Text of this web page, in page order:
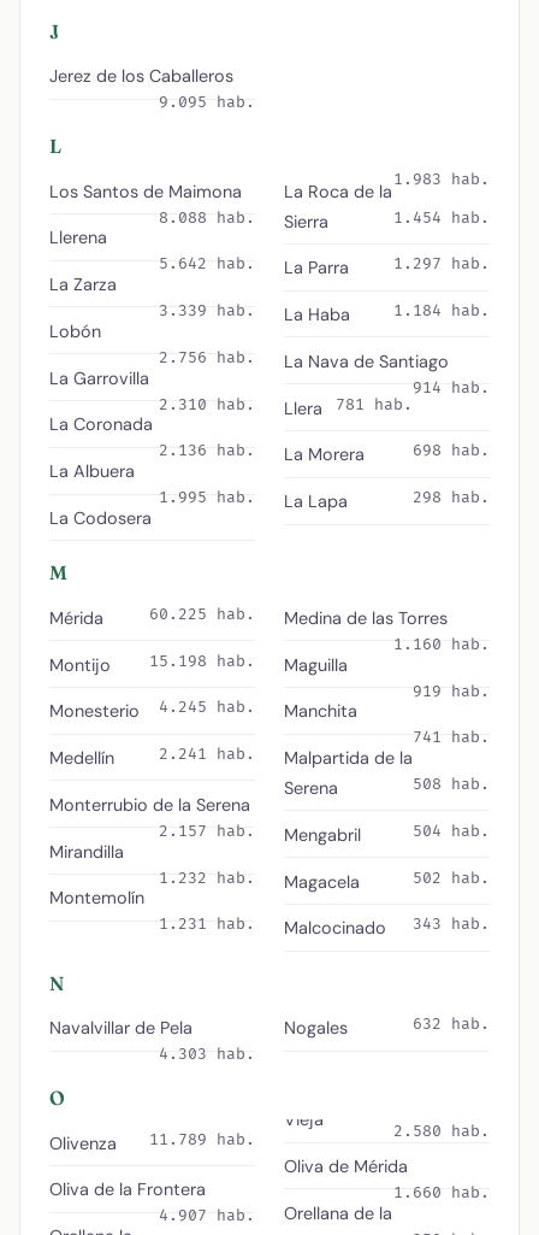
J
Jerez de los Caballeros
9.095 hab.
L
Los Santos de Maimona
8.088 hab.
Llerena
5.642 hab.
La Zarza
3.339 hab.
Lobón
2.756 hab.
La Garrovilla
2.310 hab.
La Coronada
2.136 hab.
La Albuera
1.995 hab.
La Codosera
1.983 hab.
La Roca de la
Sierra
1.454 hab.
La Parra 1.297 hab.
La Haba 1.184 hab.
La Nava de Santiago
914 hab.
Llera 781 hab.
La Morera 698 hab.
La Lapa 298 hab.
M
Mérida 60.225 hab.
Montijo 15.198 hab.
Monesterio 4.245 hab.
Medellín 2.241 hab.
Monterrubio de la Serena
2.157 hab.
Mirandilla
1.232 hab.
Montemolín
1.231 hab.
Medina de las Torres
1.160 hab.
Maguilla
919 hab.
Manchita
741 hab.
Malpartida de la
Serena
508 hab.
Mengabril 504 hab.
Magacela 502 hab.
Malcocinado 343 hab.
N
Navalvillar de Pela
4.303 hab.
Nogales 632 hab.
O
Olivenza 11.789 hab.
Oliva de la Frontera
4.907 hab.
Vieja
2.580 hab.
Oliva de Mérida
1.660 hab.
Orellana de la